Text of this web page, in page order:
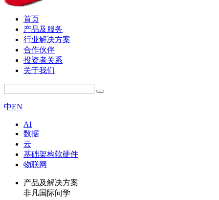
首页
产品及服务
行业解决方案
合作伙伴
投资者关系
关于我们
中EN
AI
数据
云
基础架构软硬件
物联网
产品及解决方案
非凡国际问学